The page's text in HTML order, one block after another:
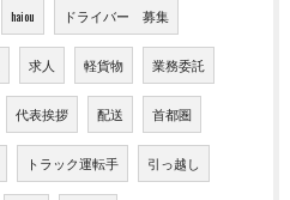
haiou ドライバー 募集
求人 軽貨物 業務委託
代表挨拶 配送 首都圏
トラック運転手 引っ越し